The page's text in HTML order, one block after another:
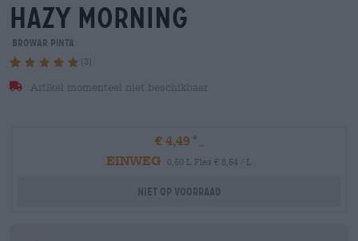
hazy morning
Browar Pinta
(3)
Artikel momenteel niet beschikbaar
€ 4,49
EINWEG
0,50 L Fles € 8,54 / L
Niet op voorraad